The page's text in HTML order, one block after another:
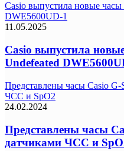
Casio выпустила новые часы
DWE5600UD-1
11.05.2025
Casio выпустила
Undefeated
Представлены часы Casio G-
ЧСС и SpO2
24.02.2024
Представлены часы
датчиками ЧСС и